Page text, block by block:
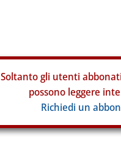
Soltanto gli utenti
possono leggere
Richiedi un